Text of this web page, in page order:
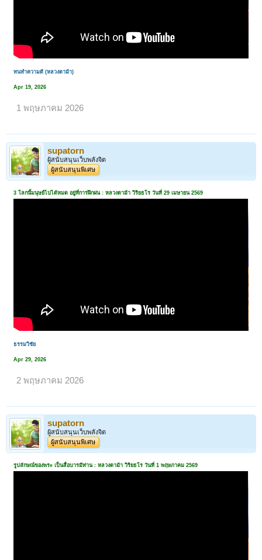
ทนทำความดี (หลวงตาม้า)
Apr 19, 2026
1 พฤษภาคม 2026
supatorn
ผู้สนับสนุนเว็บพลังจิต
ผู้สนับสนุนพิเศษ
3 โลกนี้มนุษย์ไปได้หมด อยู่ที่การฝึกฝน : หลวงตาม้า วิริยธโร วันที่ 29 เมษายน 2569
ธรรมวิชัย
Apr 29, 2026
2 พฤษภาคม 2026
supatorn
ผู้สนับสนุนเว็บพลังจิต
ผู้สนับสนุนพิเศษ
รูปลักษณ์ของพระ เป็นสื่อบารมีท่าน : หลวงตาม้า วิริยธโร วันที่ 1 พฤษภาคม 2569